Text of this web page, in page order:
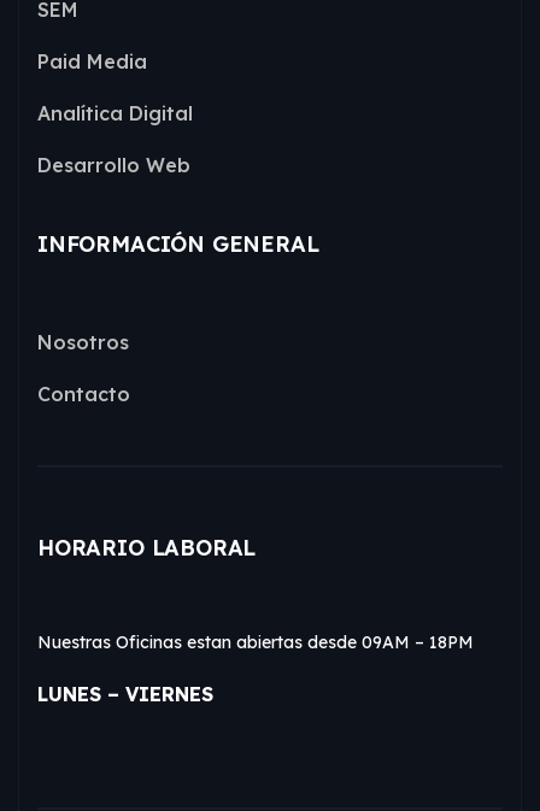
SEM
Paid Media
Analítica Digital
Desarrollo Web
INFORMACIÓN GENERAL
Nosotros
Contacto
HORARIO LABORAL
Nuestras Oficinas estan abiertas desde 09AM – 18PM
LUNES – VIERNES